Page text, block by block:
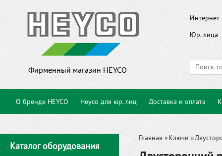
Фирменный магазин HEYCO
Интернет
Юр. лица
О бренде HEYCO Heyco для юр. лиц Доставка и оплата
Каталог оборудования
Главная »Ключи »